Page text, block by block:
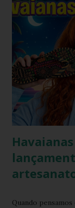
imparcial,
teste de uso real
caminhadas
a durabilidade da
resistência do
confere nossa
de tamanhos em
combinações de
Flor? A Havaianas
Quando